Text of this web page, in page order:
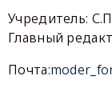
Учредитель:
Главный
Почта: